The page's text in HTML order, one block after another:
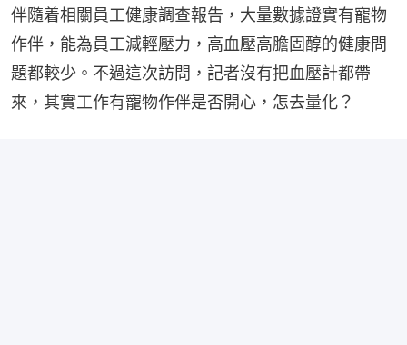
伴隨着相關員工健康調查報告，大量數據證實有寵物
作伴，能為員工減輕壓力，高血壓高膽固醇的健康問
題都較少。不過這次訪問，記者沒有把血壓計都帶
來，其實工作有寵物作伴是否開心，怎去量化？